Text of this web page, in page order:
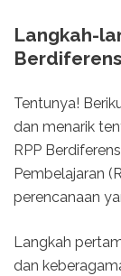
Langkah-
Tentunya!
dan menarik
RPP
Pembelajaran
perencanaan
Langkah
dan